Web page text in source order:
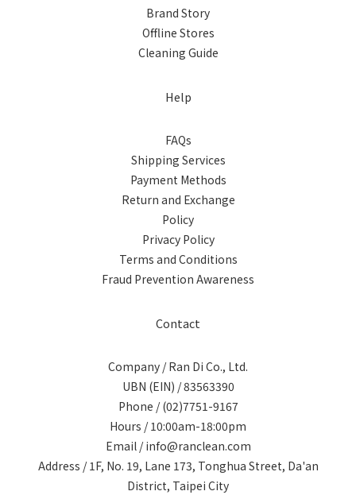
Brand Story
Offline Stores
Cleaning Guide
Help
FAQs
Shipping Services
Payment Methods
Return and Exchange
Policy
Privacy Policy
Terms and Conditions
Fraud Prevention Awareness
Contact
Company / Ran Di Co., Ltd.
UBN (EIN) / 83563390
Phone / (02)7751-9167
Hours / 10:00am-18:00pm
Email / info@ranclean.com
Address / 1F, No. 19, Lane 173, Tonghua Street, Da'an
District, Taipei City